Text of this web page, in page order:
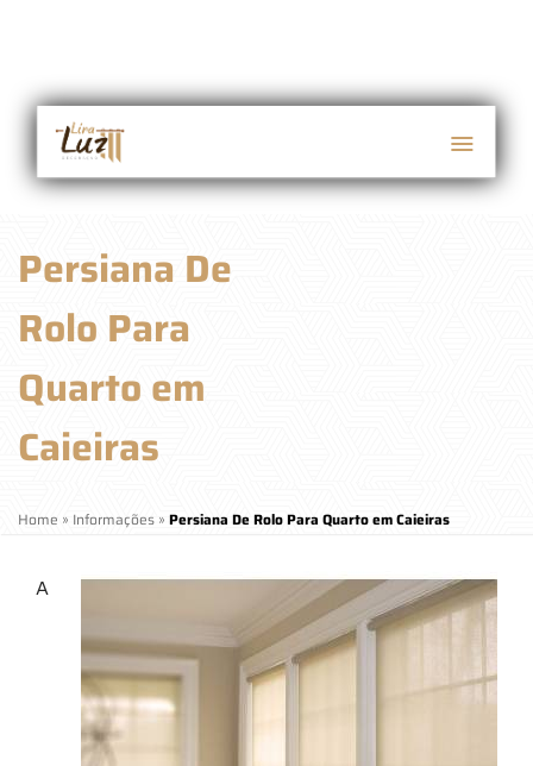
Persiana De
Rolo Para
Quarto em
Caieiras
Home » Informações » Persiana De Rolo Para Quarto em Caieiras
A